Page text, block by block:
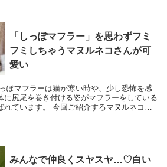
「しっぽマフラー」を思わずフミ
フミしちゃうマヌルネコさんが可
愛い
ぽマフラーは猫が寒い時や、少し恐怖を感
に尻尾を巻き付ける姿がマフラーをしている
紹介するマヌルネコさ
みんなで仲良くスヤスヤ…♡白い